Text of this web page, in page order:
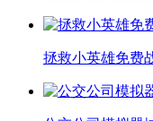
拯救小英雄免费